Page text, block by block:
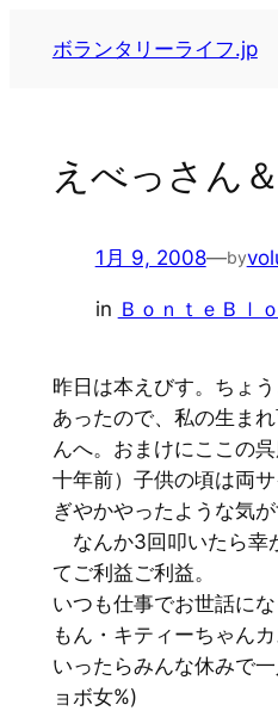
ボランタリーライフ.jp
えべっさん
1月 9, 2008—by
in ＢｏｎｔｅＢｌ
昨日は本えびす。ちょ
あったので、私の生ま
んへ。おまけにここの
十年前）子供の頃は両
ぎやかやったような気が
なんか3回叩いたら幸
てご利益ご利益。
いつも仕事でお世話に
もん・キティーちゃん
いったらみんな休みで
ョボ女%)